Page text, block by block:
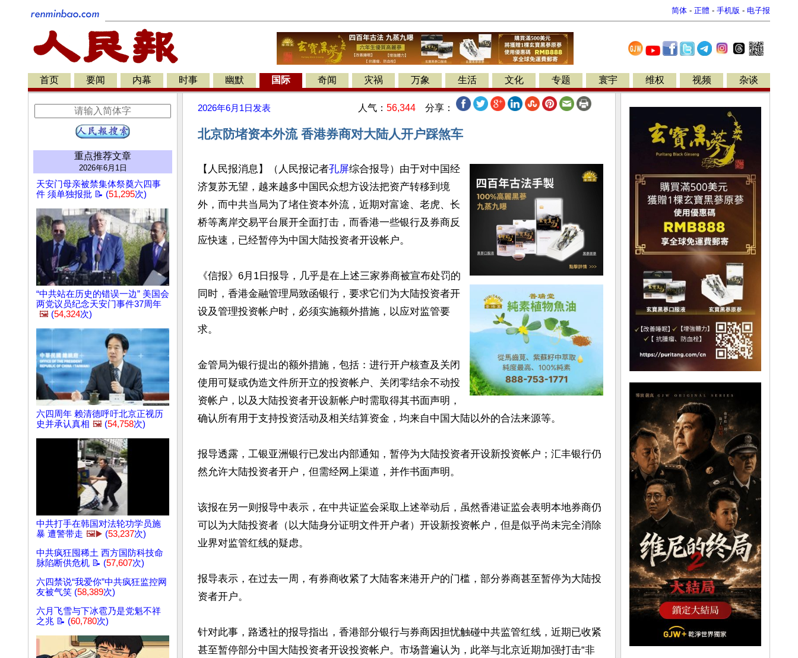
简体 - 正體 - 手机版 - 电子报
首页 要闻 内幕 时事 幽默 国际 奇闻 灾祸 万象 生活 文化 专题 寰宇 维权 视频 杂谈
重点推荐文章
2026年6月1日
天安门母亲被禁集体祭奠六四事
件 须单独报批 📝 (51,295次)
“中共站在历史的错误一边” 美国会
两党议员纪念天安门事件37周年
🖼️ (54,324次)
六四周年 赖清德呼吁北京正视历
史并承认真相 🖼️ (54,758次)
中共打手在韩国对法轮功学员施
暴 遭警带走 🖼️▶️ (53,237次)
中共疯狂囤稀土 西方国防科技命
脉陷断供危机 📝 (57,607次)
六四禁说“我爱你”中共疯狂监控网
友被气笑 (58,389次)
六月飞雪与下冰雹乃是党魁不祥
之兆 📝 (60,780次)
2026年6月1日 发表 人气： 56,344 分享：
北京防堵资本外流 香港券商对大陆人开户踩煞车
【人民报消息】（人民报记者孔屏综合报导）由于对中国经
济复苏无望，越来越多中国民众想方设法把资产转移到境
外，而中共当局为了堵住资本外流，近期对富途、老虎、长
桥等离岸交易平台展开全面打击，而香港一些银行及券商反
应快速，已经暂停为中国大陆投资者开设帐户。
《信报》6月1日报导，几乎是在上述三家券商被宣布处罚的
同时，香港金融管理局致函银行，要求它们为大陆投资者开
设及管理投资帐户时，必须实施额外措施，以应对监管要
求。
金管局为银行提出的额外措施，包括：进行开户核查及关闭
使用可疑或伪造文件所开立的投资帐户、关闭零结余不动投
资帐户，以及大陆投资者开设新帐户时需取得其书面声明，
确认所有用于支持投资活动及相关结算资金，均来自中国大陆以外的合法来源等。
报导透露，工银亚洲银行已发出内部通知，暂停为大陆投资者开设新投资帐户；汇丰银行仍
然允许大陆投资者开户，但需经网上渠道，并作书面声明。
该报在另一则报导中表示，在中共证监会采取上述举动后，虽然香港证监会表明本地券商仍
可以为大陆投资者（以大陆身分证明文件开户者）开设新投资帐户，但是似乎尚未完全消除
业界对监管红线的疑虑。
报导表示，在过去一周，有券商收紧了大陆客来港开户的门槛，部分券商甚至暂停为大陆投
资者开户。
针对此事，路透社的报导指出，香港部分银行与券商因担忧触碰中共监管红线，近期已收紧
甚至暂停部分中国大陆投资者开设投资帐户。市场普遍认为，此举与北京近期加强打击“非